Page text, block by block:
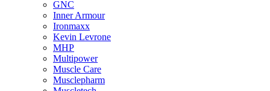
GNC
Inner Armour
Ironmaxx
Kevin Levrone
MHP
Multipower
Muscle Care
Musclepharm